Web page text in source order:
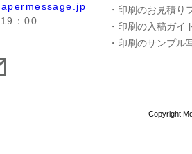
：00
・印刷のお見積り
・印刷の入稿ガイ
・印刷のサンプル
Copyright